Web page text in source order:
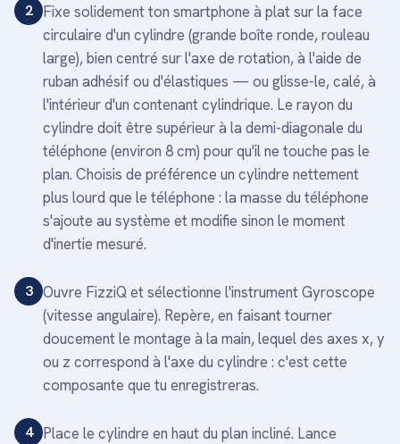
2 Fixe solidement ton smartphone à plat sur la face
circulaire d'un cylindre (grande boîte ronde, rouleau
large), bien centré sur l'axe de rotation, à l'aide de
ruban adhésif ou d'élastiques — ou glisse-le, calé, à
l'intérieur d'un contenant cylindrique. Le rayon du
cylindre doit être supérieur à la demi-diagonale du
téléphone (environ 8 cm) pour qu'il ne touche pas le
plan. Choisis de préférence un cylindre nettement
plus lourd que le téléphone : la masse du téléphone
s'ajoute au système et modifie sinon le moment
d'inertie mesuré.
3 Ouvre FizziQ et sélectionne l'instrument Gyroscope
(vitesse angulaire). Repère, en faisant tourner
doucement le montage à la main, lequel des axes x, y
ou z correspond à l'axe du cylindre : c'est cette
composante que tu enregistreras.
4 Place le cylindre en haut du plan incliné. Lance